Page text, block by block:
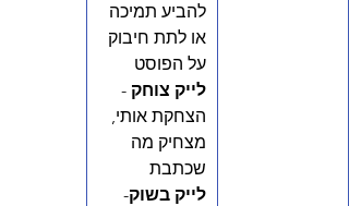
להביע תמיכה
או לתת חיבוק
על הפוסט
לייק צוחק -
הצחקת אותי,
מצחיק מה
שכתבת
לייק בשוק-